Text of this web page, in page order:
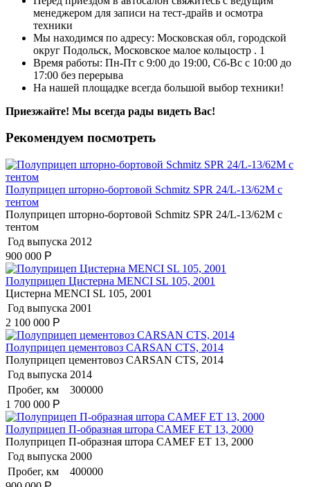
менеджером для записи на тест-драйв и осмотра
техники
Мы находимся по адресу: Московская обл, городской
округ Подольск, Московское малое кольцостр . 1
Время работы: Пн-Пт с 9:00 до 19:00, Сб-Вс с 10:00 до
17:00 без перерыва
На нашей площадке всегда большой выбор техники!
Приезжайте! Мы всегда рады видеть Вас!
Рекомендуем посмотреть
Полуприцеп шторно-бортовой Schmitz SPR 24/L-13/62M с
тентом
Полуприцеп шторно-бортовой Schmitz SPR 24/L-13/62M с
тентом
Год выпуска 2012
900 000 Р
Полуприцеп Цистерна MENCI SL 105, 2001
Цистерна MENCI SL 105, 2001
Год выпуска 2001
2 100 000 Р
Полуприцеп цементовоз СARSАN CТS, 2014
Полуприцеп цементовоз СARSАN CТS, 2014
Год выпуска 2014
Пробег, км
300000
1 700 000 Р
Полуприцеп П-образная штора CAMEF ET 13, 2000
Полуприцеп П-образная штора CAMEF ET 13, 2000
Год выпуска 2000
Пробег, км
400000